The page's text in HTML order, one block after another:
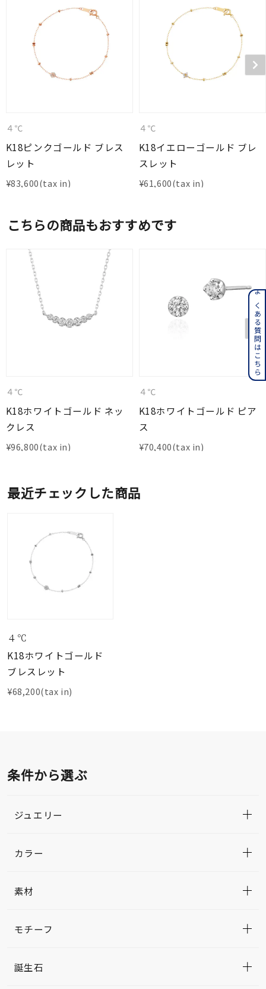
４℃
K18ピンクゴールド ブレス
レット
¥83,600
４℃
K18イエローゴールド ブレ
スレット
¥61,600
こちらの商品もおすすめです
４℃
K18ホワイトゴールド ネッ
クレス
¥96,800
４℃
K18ホワイトゴールド ピア
ス
¥70,400
最近チェックした商品
４℃
K18ホワイトゴールド
ブレスレット
¥68,200(tax in)
条件から選ぶ
ジュエリー
カラー
素材
モチーフ
誕生石
よくある質問はこちら